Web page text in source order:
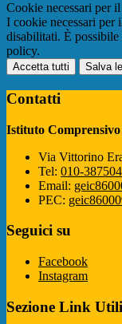
Cookie necessari per
I cookie necessari per
disabilitati. È
policy.
Accetta tutti Salva
Contatti
Istituto
Via Vittorino
Tel: 010-387504
Email:
PEC:
Seguici su
Facebook
Instagram
Sezione Link Utili